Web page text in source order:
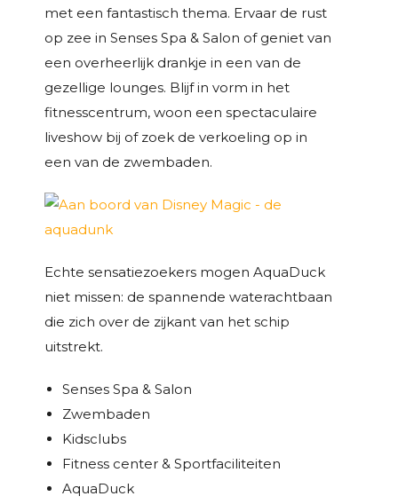
met een fantastisch thema. Ervaar de rust
op zee in Senses Spa & Salon of geniet van
een overheerlijk drankje in een van de
gezellige lounges. Blijf in vorm in het
fitnesscentrum, woon een spectaculaire
liveshow bij of zoek de verkoeling op in
een van de zwembaden.
Echte sensatiezoekers mogen AquaDuck
niet missen: de spannende waterachtbaan
die zich over de zijkant van het schip
uitstrekt.
Senses Spa & Salon
Zwembaden
Kidsclubs
Fitness center & Sportfaciliteiten
AquaDuck